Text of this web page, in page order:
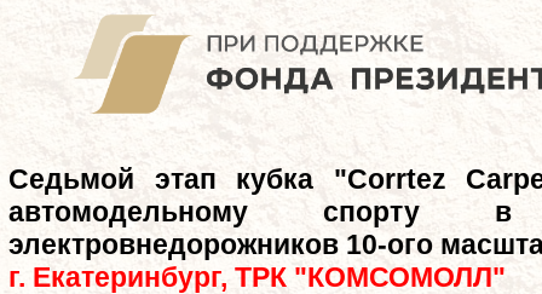
Седьмой этап кубка "Corrtez
автомодельному спорту
электровнедорожников 10-ого
г. Екатеринбург, ТРК "КОМСОМОЛЛ"